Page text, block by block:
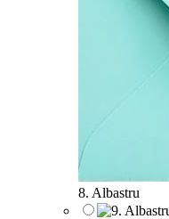
8. Albastru